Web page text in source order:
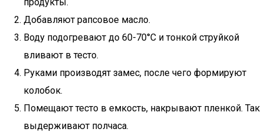
Добавляют рапсовое масло.
Воду подогревают до 60-70°C и тонкой струйкой
вливают в тесто.
Руками производят замес, после чего формируют
колобок.
Помещают тесто в емкость, накрывают пленкой. Так
выдерживают полчаса.